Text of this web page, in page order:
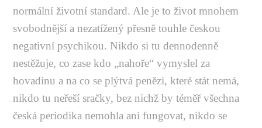
normální životní standard. Ale je to život mnohem
svobodnější a nezatížený přesně touhle českou
negativní psychikou. Nikdo si tu dennodenně
nestěžuje, co zase kdo „nahoře“ vymyslel za
hovadinu a na co se plýtvá penězi, které stát nemá,
nikdo tu neřeší sračky, bez nichž by téměř všechna
česká periodika nemohla ani fungovat, nikdo se